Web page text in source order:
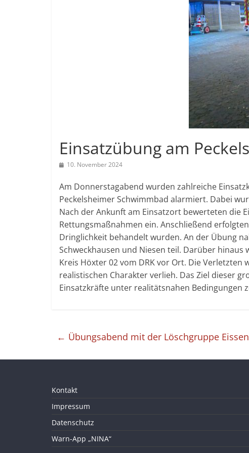
Einsatzübung am
10. November 2024
Am Donnerstagabend wurden zahlreiche
Peckelsheimer Schwimmbad alarmiert. Dabei
Nach der Ankunft am Einsatzort bewerteten die
Rettungsmaßnahmen ein. Anschließend
Dringlichkeit behandelt wurden. An der Übung
Schweckhausen und Niesen teil. Darüber hinaus
Kreis Höxter 02 vom DRK vor Ort. Die
realistischen Charakter verlieh. Das Ziel dieser
Einsatzkräfte unter realitätsnahen Bedingungen
← Übungsabend mit der Löschgruppe Eissen
Kontakt
Impressum
Datenschutz
Warn-App „NINA“